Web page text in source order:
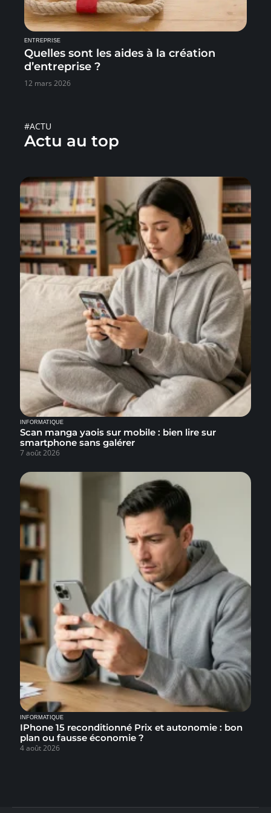
ENTREPRISE
Quelles sont les aides à la création
d’entreprise ?
12 mars 2026
#ACTU
Actu au top
INFORMATIQUE
Scan manga yaois sur mobile : bien lire sur
smartphone sans galérer
7 août 2026
INFORMATIQUE
IPhone 15 reconditionné Prix et autonomie : bon
plan ou fausse économie ?
4 août 2026